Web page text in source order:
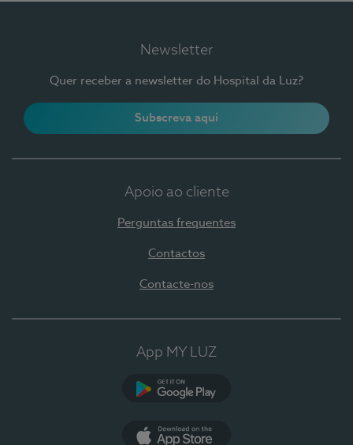
Newsletter
Quer receber a newsletter do Hospital da Luz?
Subscreva aqui
Apoio ao cliente
Perguntas frequentes
Contactos
Contacte-nos
App MY LUZ